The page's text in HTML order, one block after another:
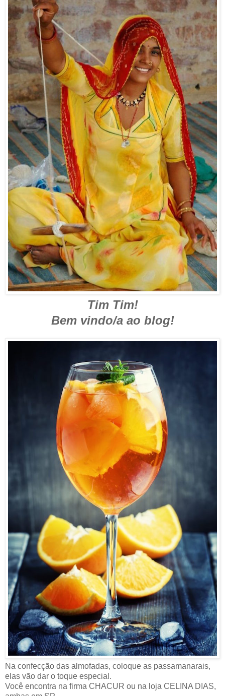
Tim Tim!
Bem vindo/a ao blog!
Na confecção das almofadas, coloque as passamanarais,
elas vão dar o toque especial.
Você encontra na firma CHACUR ou na loja CELINA DIAS,